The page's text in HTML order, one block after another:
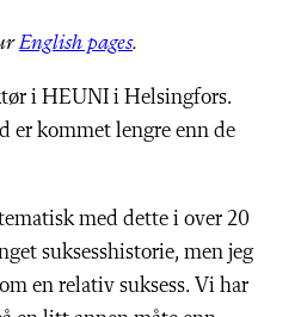
English pages.
i HEUNI i Helsingfors.
er kommet lengre enn de
med dette i over 20
suksesshistorie, men jeg
en relativ suksess. Vi har